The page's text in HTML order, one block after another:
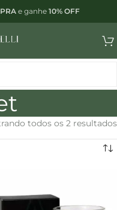
e ganhe 10% OFF
todos os 2 resultados